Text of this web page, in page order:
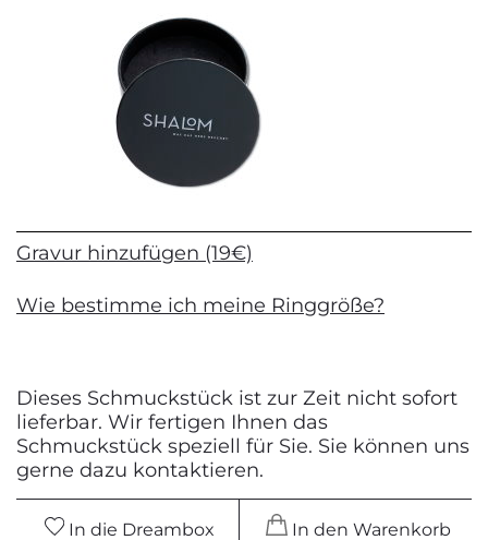
Gravur hinzufügen (19€)
Wie bestimme ich meine Ringgröße?
Dieses Schmuckstück ist zur Zeit nicht sofort
lieferbar. Wir fertigen Ihnen das
Schmuckstück speziell für Sie. Sie können uns
gerne dazu kontaktieren.
In die Dreambox In den Warenkorb